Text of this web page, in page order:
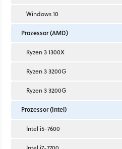
Windows 10
Prozessor (AMD)
Ryzen 3 1300X
Ryzen 3 3200G
Ryzen 3 3200G
Prozessor (Intel)
Intel i5-7600